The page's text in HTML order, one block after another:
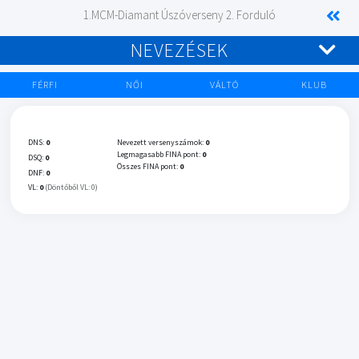
1.MCM-Diamant Úszóverseny 2. Forduló
NEVEZÉSEK
FÉRFI NŐI VÁLTÓ KLUB
DNS: 0
DSQ: 0
DNF: 0
VL: 0 (Döntőből VL: 0)
Nevezett versenyszámok: 0
Legmagasabb FINA pont: 0
Összes FINA pont: 0